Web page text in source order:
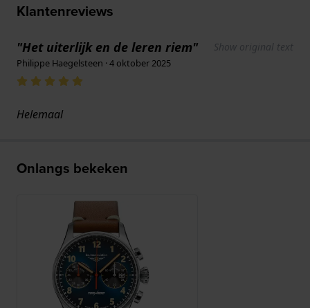
Klantenreviews
"Het uiterlijk en de leren riem" Show original text
Philippe Haegelsteen · 4 oktober 2025
Helemaal
Onlangs bekeken